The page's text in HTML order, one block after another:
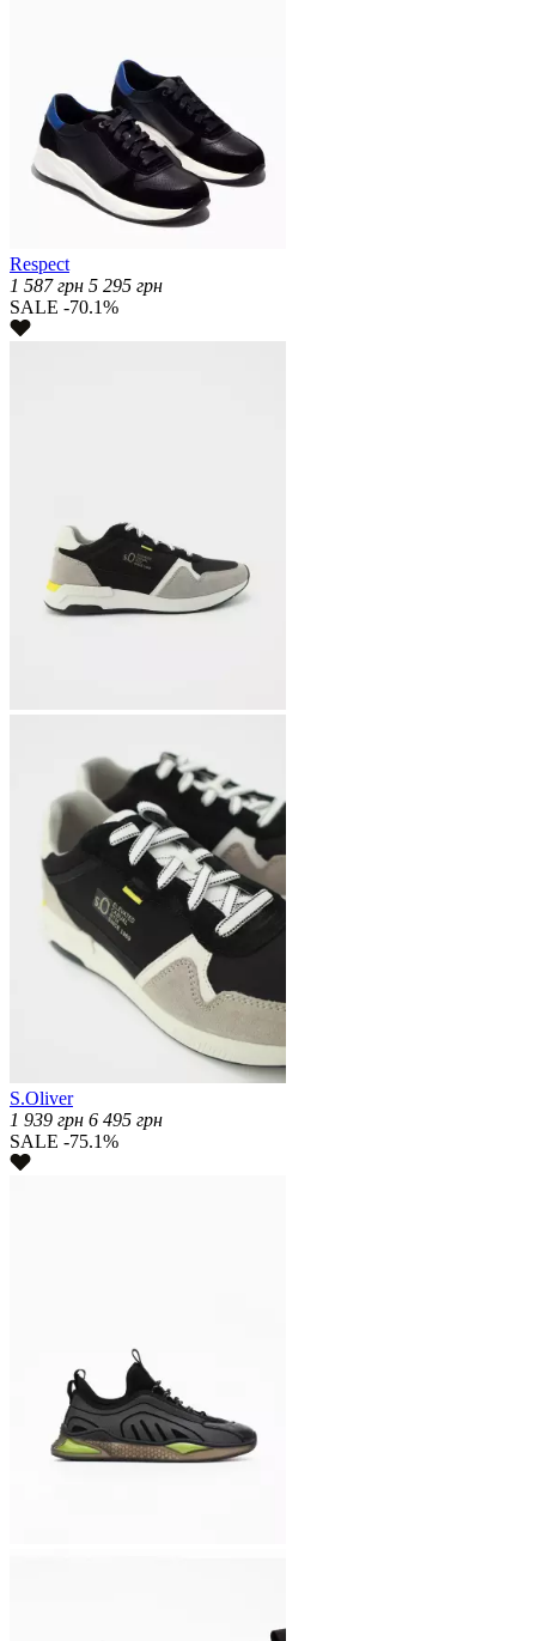
Respect
1 587грн 5 295 грн
SALE -70.1%
S.Oliver
1 939 грн 6 495 грн
SALE -75.1%